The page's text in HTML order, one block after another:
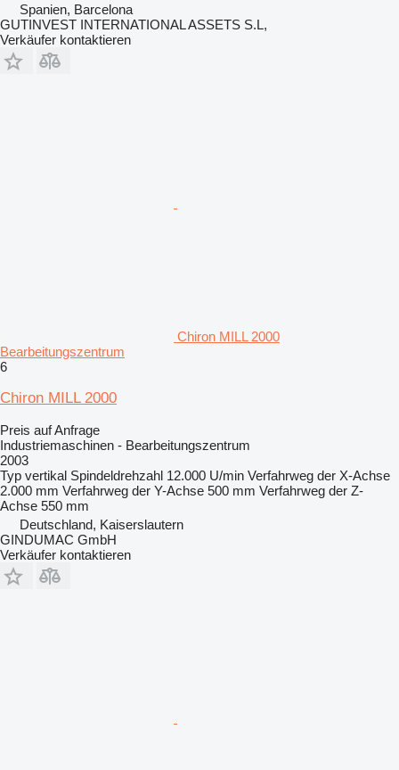
Spanien, Barcelona
GUTINVEST INTERNATIONAL ASSETS S.L,
Verkäufer kontaktieren
Chiron MILL 2000
Bearbeitungszentrum
6
Chiron MILL 2000
Preis auf Anfrage
Industriemaschinen - Bearbeitungszentrum
2003
Typ vertikal Spindeldrehzahl 12.000 U/min Verfahrweg der X-Achse
2.000 mm Verfahrweg der Y-Achse 500 mm Verfahrweg der Z-
Achse 550 mm
Deutschland, Kaiserslautern
GINDUMAC GmbH
Verkäufer kontaktieren